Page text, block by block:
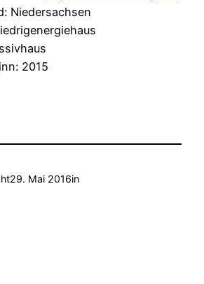
: Niedersachsen
: 2015
29. Mai 2016in